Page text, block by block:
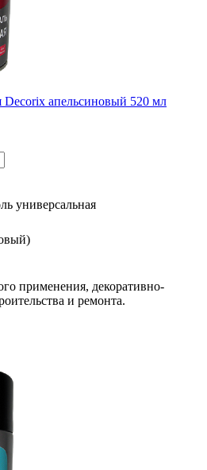
Decorix апельсиновый 520 мл
универсальная
применения, декоративно-
и ремонта.